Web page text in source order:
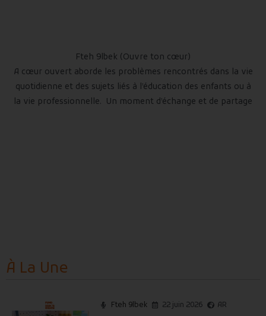
Fteh 9lbek (Ouvre ton cœur)
A cœur ouvert aborde les problèmes rencontrés dans la vie
quotidienne et des sujets liés à l’éducation des enfants ou à
la vie professionnelle. Un moment d’échange et de partage
À La Une
Fteh 9lbek 22 juin 2026 AR